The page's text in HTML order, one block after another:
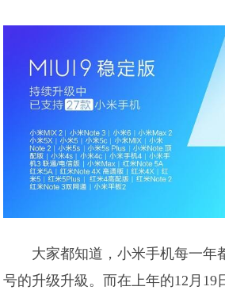
大家都知道，小米手机每一年
号的升级升級。而在上年的12月19